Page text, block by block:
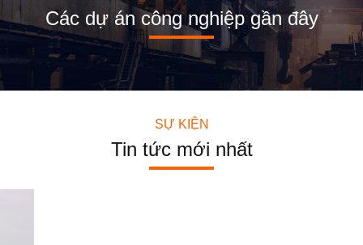
Các dự án công nghiệp gần đây
SỰ KIỆN
Tin tức mới nhất